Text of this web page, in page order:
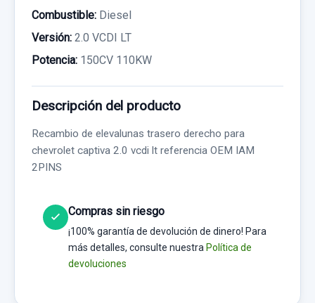
Combustible: Diesel
Versión: 2.0 VCDI LT
Potencia: 150CV 110KW
Descripción del producto
Recambio de elevalunas trasero derecho para
chevrolet captiva 2.0 vcdi lt referencia OEM IAM
2PINS
Compras sin riesgo
¡100% garantía de devolución de dinero! Para
más detalles, consulte nuestra Política de
devoluciones